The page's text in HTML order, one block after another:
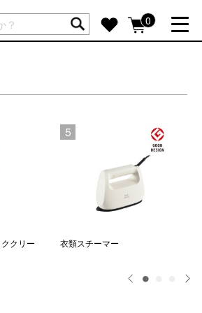
0
トには商品が入っていません。
出産祝い
転職・送別祝い
more
クリー
5
衣類スチーマー